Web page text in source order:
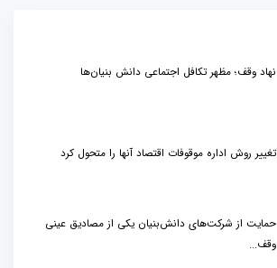
نهاد وقف؛ مظهر تکافل اجتماعی دانش بنیان‌ها
تغییر روش اداره موقوفات اقتصاد آنها را متحول کرد
حمایت از شرکت‌های دانش‌بنیان یکی از مصادیق عینی
وقف...